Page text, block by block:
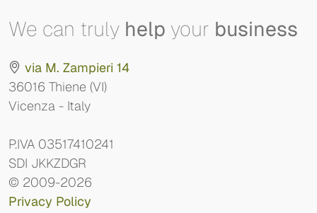
We can truly help your business
via M. Zampieri 14
36016 Thiene (VI)
Vicenza - Italy
P.IVA 03517410241
SDI JKKZDGR
© 2009-2026
Privacy Policy